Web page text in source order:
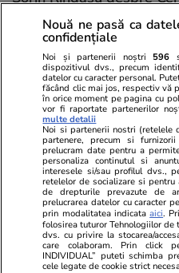
Nucleară de la
condițiile în care Dunărea
secat: „Sunt două
care trebuie găsite
Știri România
Românii vor ieși la
de ani, cele mai afectate
femeile: când se schimbă
radical legea
Nouă ne pasă ca
confidențiale
Noi și partenerii noștri 596
dispozitivul dvs., precum
datelor cu caracter personal.
făcând clic mai jos, respectiv vă
în orice moment pe pagina cu
vor fi raportate partenerilor
multe detalii
Noi si partenerii nostri (retelele
partenere, precum si
prelucram date pentru a
personaliza continutul si
interesele si/sau profilul dvs.,
retelelor de socializare si
de drepturile prevazute de
prelucrarea datelor cu caracter
prin modalitatea indicataaici.
folosirea tuturor Tehnologiilor
dvs. cu privire la stocarea/
care colaboram. Prin click
INDIVIDUAL” puteti schimba
cele legate de cookie strict